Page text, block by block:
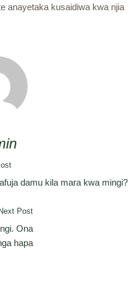
anayetaka kusaidiwa kwa njia
damu kila mara kwa mingi?
Next Post
Ona
hapa